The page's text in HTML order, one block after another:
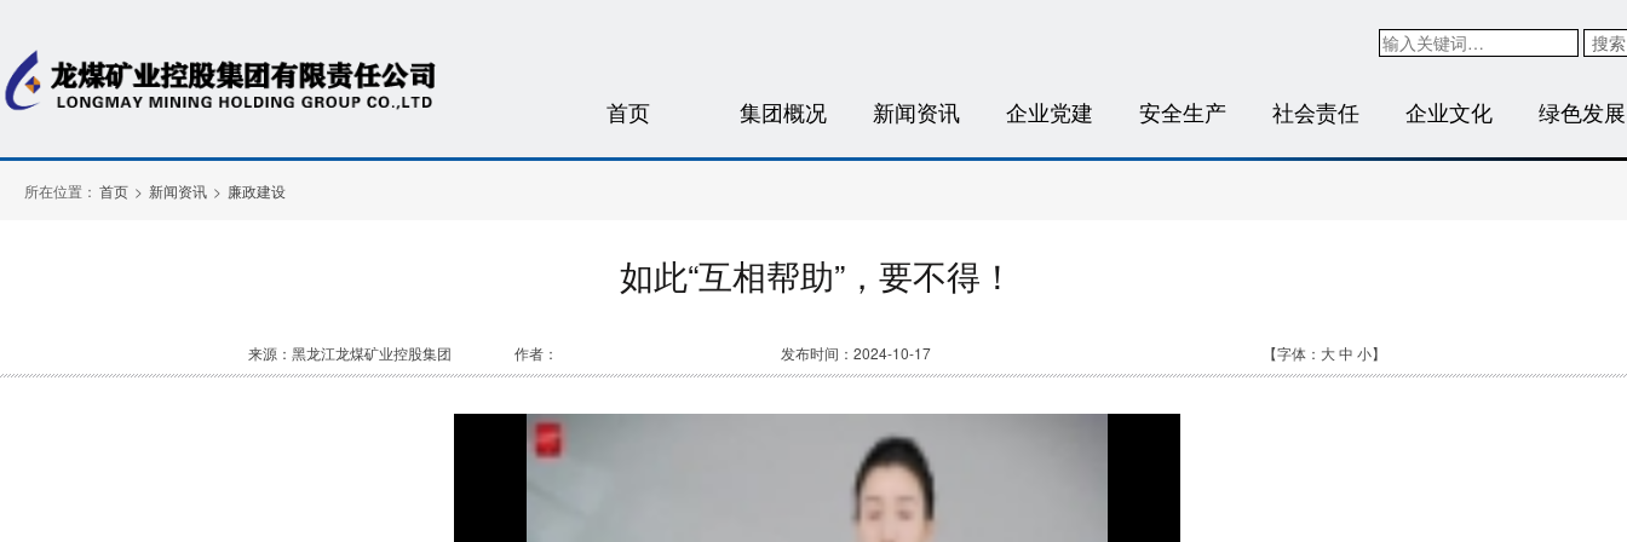
搜索
首页 集团概况 新闻资讯 企业党建 安全生产 社会责任 企业文化 绿色发展
所在位置： 首页 > 新闻资讯 > 廉政建设
如此“互相帮助”，要不得！
来源：黑龙江龙煤矿业控股集团 作者： 发布时间：2024-10-17 【字体： 大中 小】